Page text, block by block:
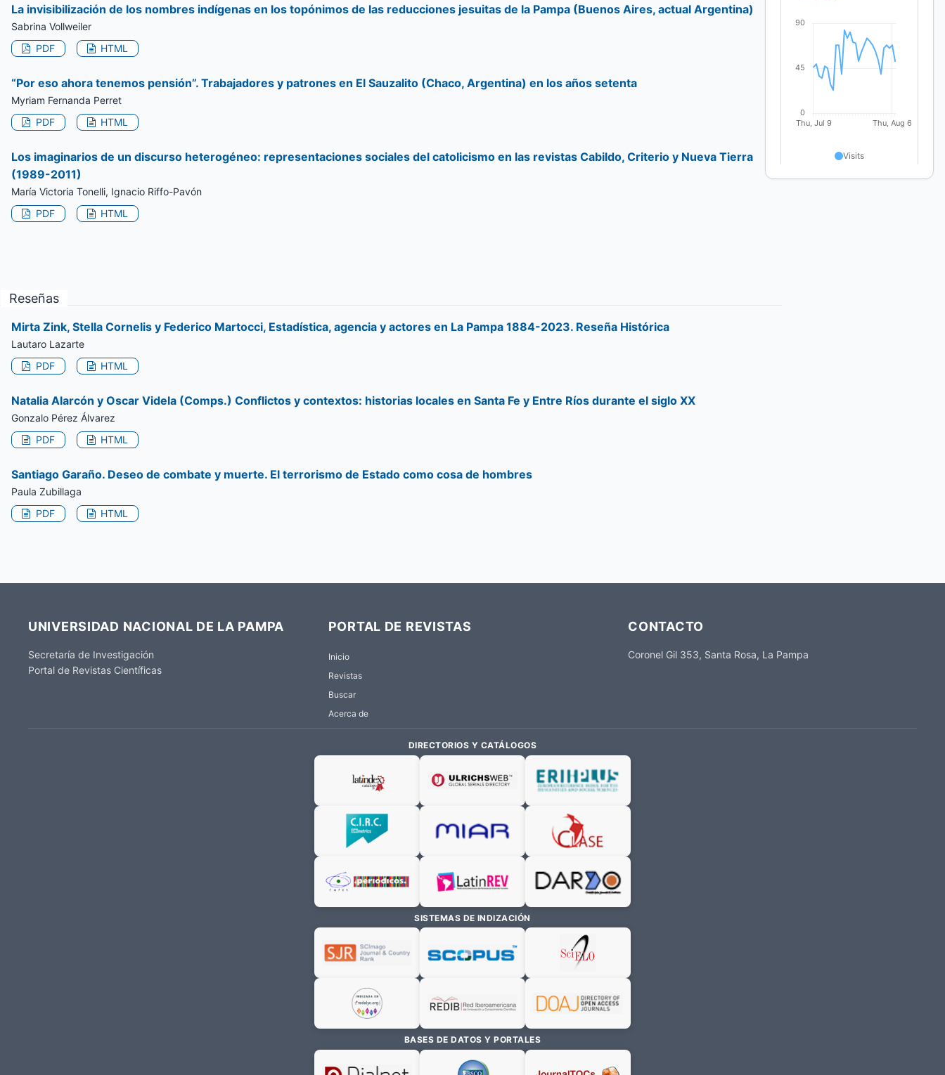
La invisibilización de los nombres indígenas en los topónimos de las reducciones jesuitas de la Pampa (Buenos Aires, actual Argentina)
Sabrina Vollweiler
PDF
HTML
“Por eso ahora tenemos pensión”. Trabajadores y patrones en El Sauzalito (Chaco, Argentina) en los años setenta
Myriam Fernanda Perret
PDF
HTML
Los imaginarios de un discurso heterogéneo: representaciones sociales del catolicismo en las revistas Cabildo, Criterio y Nueva Tierra
(1989-2011)
María Victoria Tonelli, Ignacio Riffo-Pavón
PDF
HTML
Reseñas
Mirta Zink, Stella Cornelis y Federico Martocci, Estadística, agencia y actores en La Pampa 1884-2023. Reseña Histórica
Lautaro Lazarte
PDF
HTML
Natalia Alarcón y Oscar Videla (Comps.) Conflictos y contextos: historias locales en Santa Fe y Entre Ríos durante el siglo XX
Gonzalo Pérez Álvarez
PDF
HTML
Santiago Garaño. Deseo de combate y muerte. El terrorismo de Estado como cosa de hombres
Paula Zubillaga
PDF
HTML
UNIVERSIDAD NACIONAL DE LA PAMPA
Secretaría de Investigación
Portal de Revistas Científicas
PORTAL DE REVISTAS
Inicio
Revistas
Buscar
Acerca de
CONTACTO
Coronel Gil 353, Santa Rosa, La Pampa
DIRECTORIOS Y CATÁLOGOS
SISTEMAS DE INDIZACIÓN
BASES DE DATOS Y PORTALES